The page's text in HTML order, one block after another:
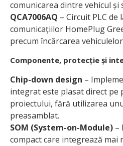
comunicarea dintre vehicul și
QCA7006AQ – Circuit PLC de
comunicațiilor HomePlug
precum încărcarea
Componente, protecție și
Chip-down design –
integrat este plasat direct pe
proiectului, fără utilizarea
preasamblat.
SOM (System-on-Module) –
compact care integrează